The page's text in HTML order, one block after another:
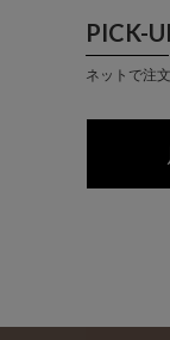
PICK-
ネットで注